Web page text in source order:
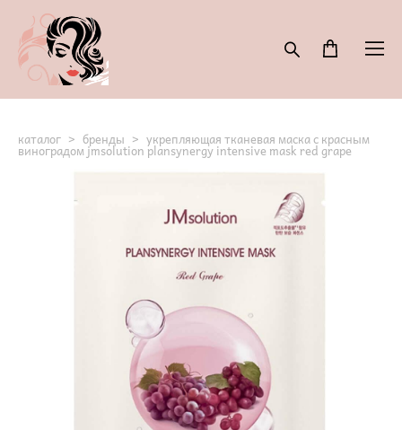
каталог > бренды > укрепляющая тканевая маска с красным
виноградом jmsolution plansynergy intensive mask red grape